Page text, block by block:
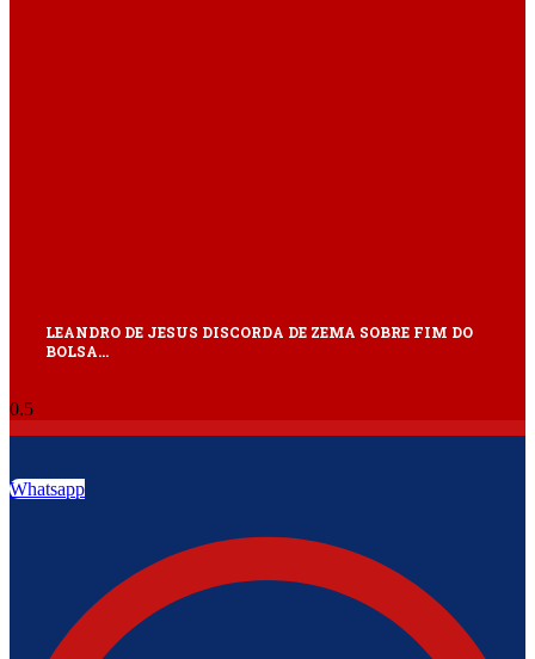
LEANDRO DE JESUS DISCORDA DE ZEMA SOBRE FIM DO
BOLSA…
Whatsapp